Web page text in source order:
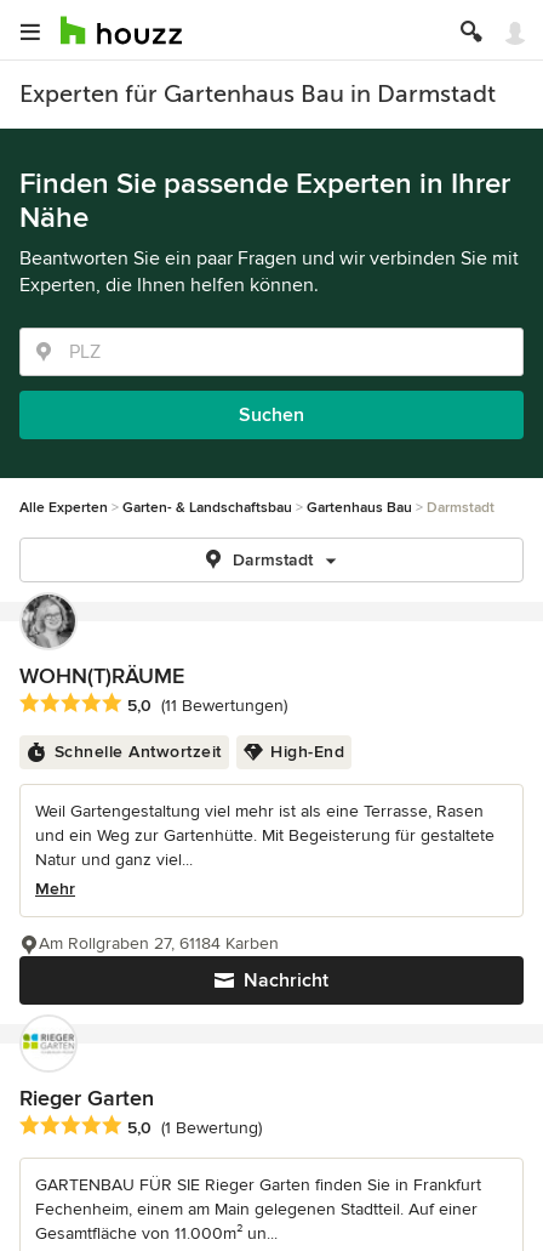
Experten für Gartenhaus Bau in Darmstadt
Finden Sie passende Experten in Ihrer
Nähe
Beantworten Sie ein paar Fragen und wir verbinden Sie mit
Experten, die Ihnen helfen können.
Suchen
Alle Experten Garten- & Landschaftsbau Gartenhaus Bau Darmstadt
Darmstadt
WOHN(T)RÄUME
Durchschnittliche Bewertung: 5 von 5 Sternen
5,0 (11 Bewertungen)
Schnelle Antwortzeit High-End
Weil Gartengestaltung viel mehr ist als eine Terrasse, Rasen
und ein Weg zur Gartenhütte. Mit Begeisterung für gestaltete
Natur und ganz viel...
Mehr
Nachricht
Am Rollgraben 27, 61184 Karben
Rieger Garten
Durchschnittliche Bewertung: 5 von 5 Sternen
5,0 (1 Bewertung)
GARTENBAU FÜR SIE Rieger Garten finden Sie in Frankfurt
Fechenheim, einem am Main gelegenen Stadtteil. Auf einer
Gesamtfläche von 11.000m² un...